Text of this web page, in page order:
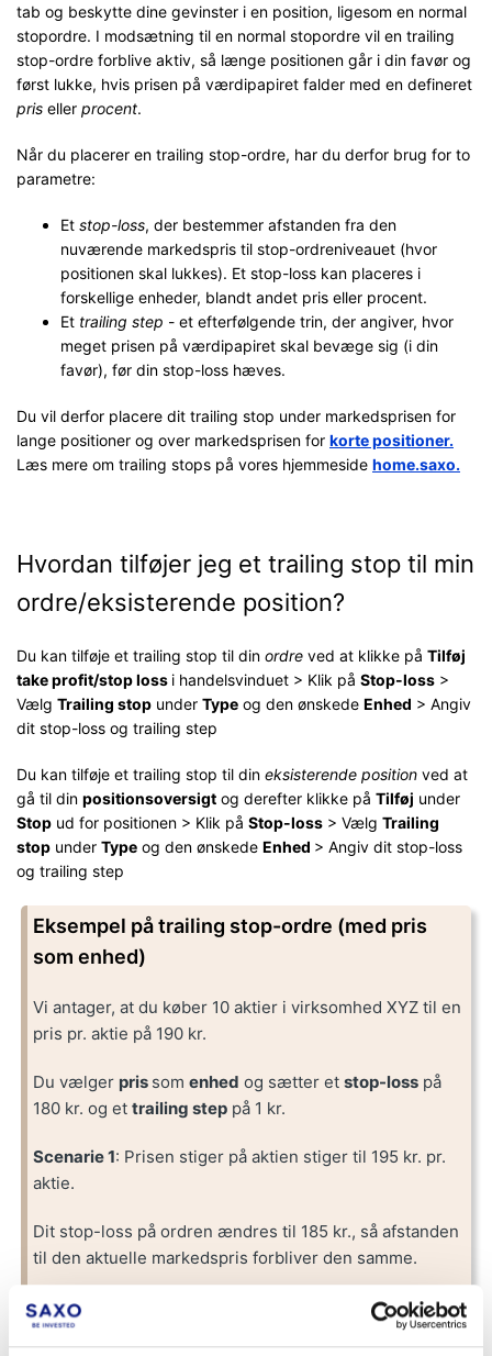
tab og beskytte dine gevinster i en position, ligesom en normal
stopordre. I modsætning til en normal stopordre vil en trailing
stop-ordre forblive aktiv, så længe positionen går i din favør og
først lukke, hvis prisen på værdipapiret falder med en defineret
pris eller procent.
Når du placerer en trailing stop-ordre, har du derfor brug for to
parametre:
Et stop-loss, der bestemmer afstanden fra den
nuværende markedspris til stop-ordreniveauet (hvor
positionen skal lukkes). Et stop-loss kan placeres i
forskellige enheder, blandt andet pris eller procent.
Et trailing step - et efterfølgende trin, der angiver, hvor
meget prisen på værdipapiret skal bevæge sig (i din
favør), før din stop-loss hæves.
Du vil derfor placere dit trailing stop under markedsprisen for
lange positioner og over markedsprisen for korte positioner.
Læs mere om trailing stops på vores hjemmeside home.saxo.
Hvordan tilføjer jeg et trailing stop til min
ordre/eksisterende position?
Du kan tilføje et trailing stop til din ordre ved at klikke på Tilføj
take profit/stop loss i handelsvinduet > Klik på Stop-loss >
Vælg Trailing stop under Type og den ønskede Enhed > Angiv
dit stop-loss og trailing step
Du kan tilføje et trailing stop til din eksisterende position ved at
gå til din positionsoversigt og derefter klikke på Tilføj under
Stop ud for positionen > Klik på Stop-loss > Vælg Trailing
stop under Type og den ønskede Enhed > Angiv dit stop-loss
og trailing step
Eksempel på trailing stop-ordre (med pris
som enhed)
Vi antager, at du køber 10 aktier i virksomhed XYZ til en
pris pr. aktie på 190 kr.
Du vælger pris somenhed og sætter etstop-loss på
180 kr. og ettrailing step på 1 kr.
Scenarie 1: Prisen stiger på aktien stiger til 195 kr. pr.
aktie.
Dit stop-loss på ordren ændres til 185 kr., så afstanden
til den aktuelle markedspris forbliver den samme.
Scenarie 2 : Prisen på aktien falder til 185 kr. pr. aktie.